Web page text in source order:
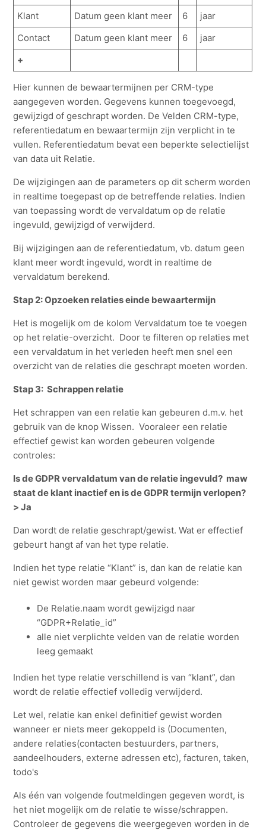
Klant Datum geen klant meer 6
jaar
Contact
Datum geen klant meer 6
jaar
+
Hier kunnen de bewaartermijnen per CRM-type
aangegeven worden. Gegevens kunnen toegevoegd,
gewijzigd of geschrapt worden. De Velden CRM-type,
referentiedatum en bewaartermijn zijn verplicht in te
vullen. Referentiedatum bevat een beperkte selectielijst
van data uit Relatie.
De wijzigingen aan de parameters op dit scherm worden
in realtime toegepast op de betreffende relaties. Indien
van toepassing wordt de vervaldatum op de relatie
ingevuld, gewijzigd of verwijderd.
Bij wijzigingen aan de referentiedatum, vb. datum geen
klant meer wordt ingevuld, wordt in realtime de
vervaldatum berekend.
Stap 2: Opzoeken relaties einde bewaartermijn
Het is mogelijk om de kolom Vervaldatum toe te voegen
op het relatie-overzicht. Door te filteren op relaties met
een vervaldatum in het verleden heeft men snel een
overzicht van de relaties die geschrapt moeten worden.
Stap 3: Schrappen relatie
Het schrappen van een relatie kan gebeuren d.m.v. het
gebruik van de knop Wissen. Vooraleer een relatie
effectief gewist kan worden gebeuren volgende
controles:
Is de GDPR vervaldatum van de relatie ingevuld? maw
staat de klant inactief en is de GDPR termijn verlopen?
> Ja
Dan wordt de relatie geschrapt/gewist. Wat er effectief
gebeurt hangt af van het type relatie.
Indien het type relatie “Klant” is, dan kan de relatie kan
niet gewist worden maar gebeurd volgende:
De Relatie.naam wordt gewijzigd naar
“GDPR+Relatie_id”
alle niet verplichte velden van de relatie worden
leeg gemaakt
Indien het type relatie verschillend is van “klant”, dan
wordt de relatie effectief volledig verwijderd.
Let wel, relatie kan enkel definitief gewist worden
wanneer er niets meer gekoppeld is (Documenten,
andere relaties(contacten bestuurders, partners,
aandeelhouders, externe adressen etc), facturen, taken,
todo's
Als één van volgende foutmeldingen gegeven wordt, is
het niet mogelijk om de relatie te wisse/schrappen.
Controleer de gegevens die weergegeven worden in de